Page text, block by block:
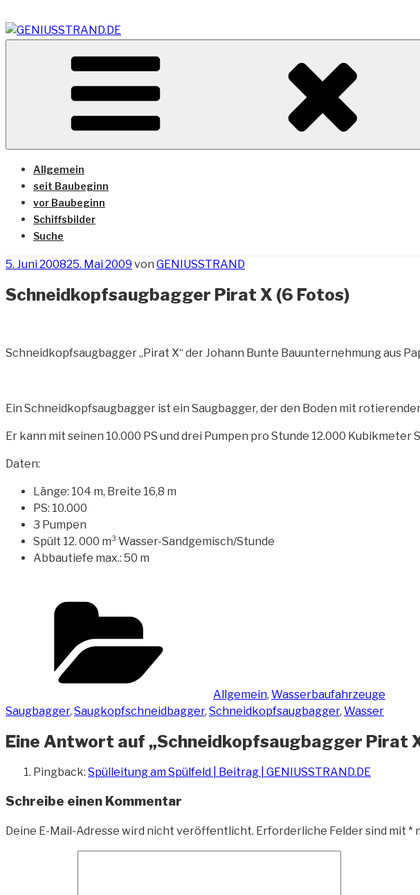
Inhalt
springen
GENIUSSTRAND.DE
Vom Geniusstrand zum JadeWeserPort/Container Terminal Wilhelmshaven
Allgemein
seit Baubeginn
vor Baubeginn
Schiffsbilder
Suche
Veröffentlicht
5. Juni 200825. Mai 2009 von GENIUSSTRAND
Schneidkopfsaugbagger Pirat X (6 Fotos)
Schneidkopfsaugbagger „Pirat X“ der Johann Bunte Bauunternehmung aus
Ein Schneidkopfsaugbagger ist ein Saugbagger, der den Boden mit
Er kann mit seinen 10.000 PS und drei Pumpen pro Stunde 12.000 Kubikmeter
Daten:
Länge: 104 m, Breite 16,8 m
PS: 10.000
3 Pumpen
Spült 12. 000 m³ Wasser-Sandgemisch/Stunde
Abbautiefe max.: 50 m
Allgemein, Wasserbaufahrzeuge
Saugbagger, Saugkopfschneidbagger, Schneidkopfsaugbagger, Wasser
Eine Antwort auf „Schneidkopfsaugbagger Pirat
Pingback: Spülleitung am Spülfeld | Beitrag | GENIUSSTRAND.DE
Schreibe einen Kommentar
Deine E-Mail-Adresse wird nicht veröffentlicht. Erforderliche Felder sind mit *